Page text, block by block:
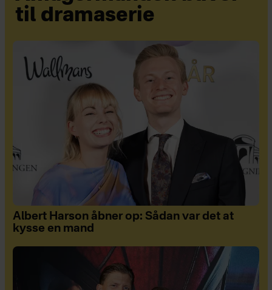
til dramaserie
Albert Harson åbner op: Sådan var det at
kysse en mand